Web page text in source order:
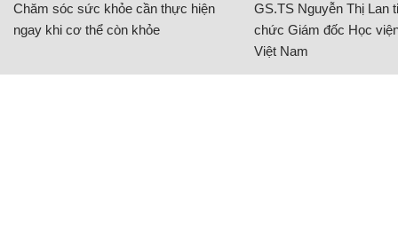
Chăm sóc sức khỏe cần thực hiện
ngay khi cơ thể còn khỏe
GS.TS Nguyễn Thị Lan
chức Giám đốc Học
Việt Nam